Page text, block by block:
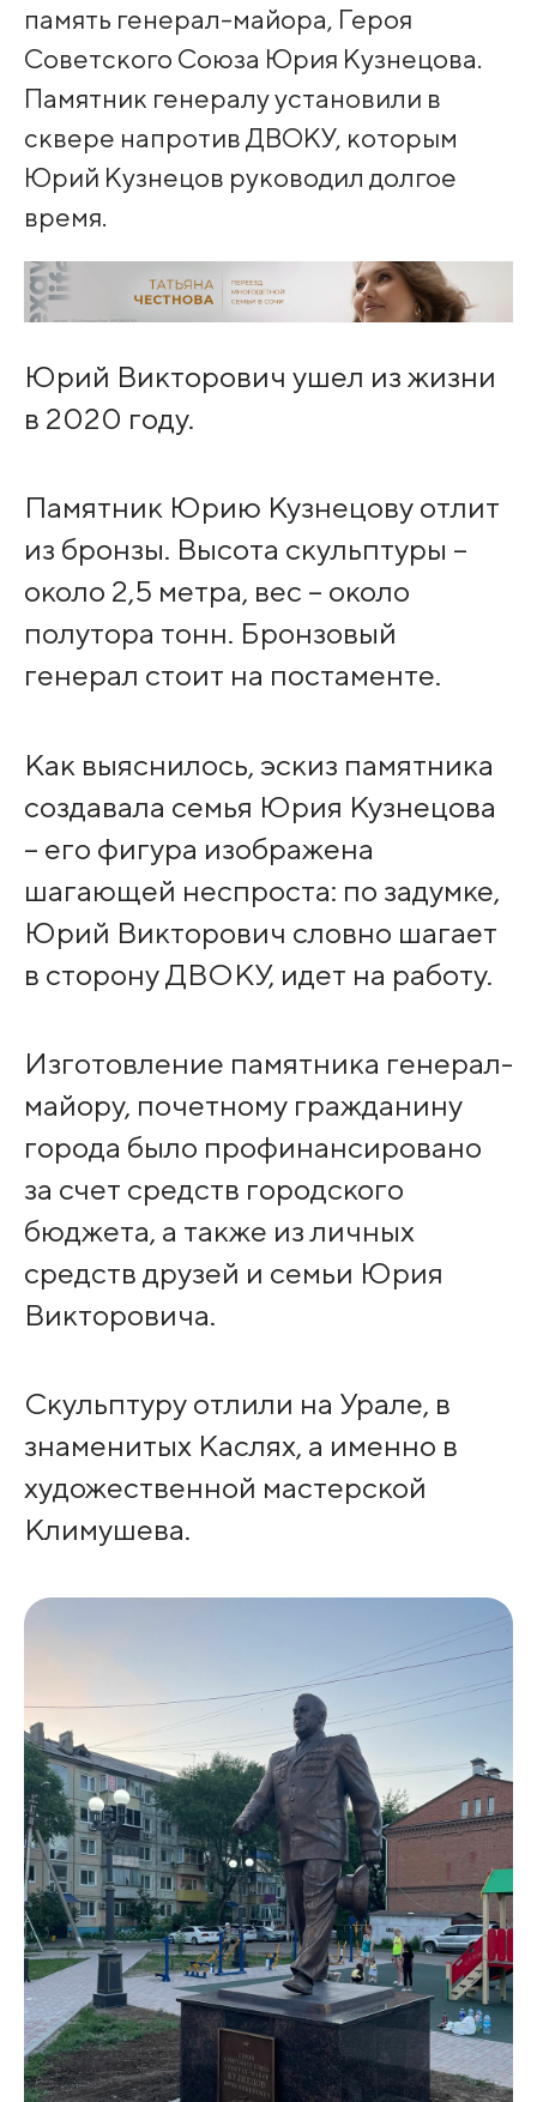
память генерал-майора, Героя
Советского Союза Юрия Кузнецова.
Памятник генералу установили в
сквере напротив ДВОКУ, которым
Юрий Кузнецов руководил долгое
время.
Юрий Викторович ушел из жизни
в 2020 году.
Памятник Юрию Кузнецову отлит
из бронзы. Высота скульптуры –
около 2,5 метра, вес – около
полутора тонн. Бронзовый
генерал стоит на постаменте.
Как выяснилось, эскиз памятника
создавала семья Юрия Кузнецова
– его фигура изображена
шагающей неспроста: по задумке,
Юрий Викторович словно шагает
в сторону ДВОКУ, идет на работу.
Изготовление памятника генерал-
майору, почетному гражданину
города было профинансировано
за счет средств городского
бюджета, а также из личных
средств друзей и семьи Юрия
Викторовича.
Скульптуру отлили на Урале, в
знаменитых Каслях, а именно в
художественной мастерской
Климушева.